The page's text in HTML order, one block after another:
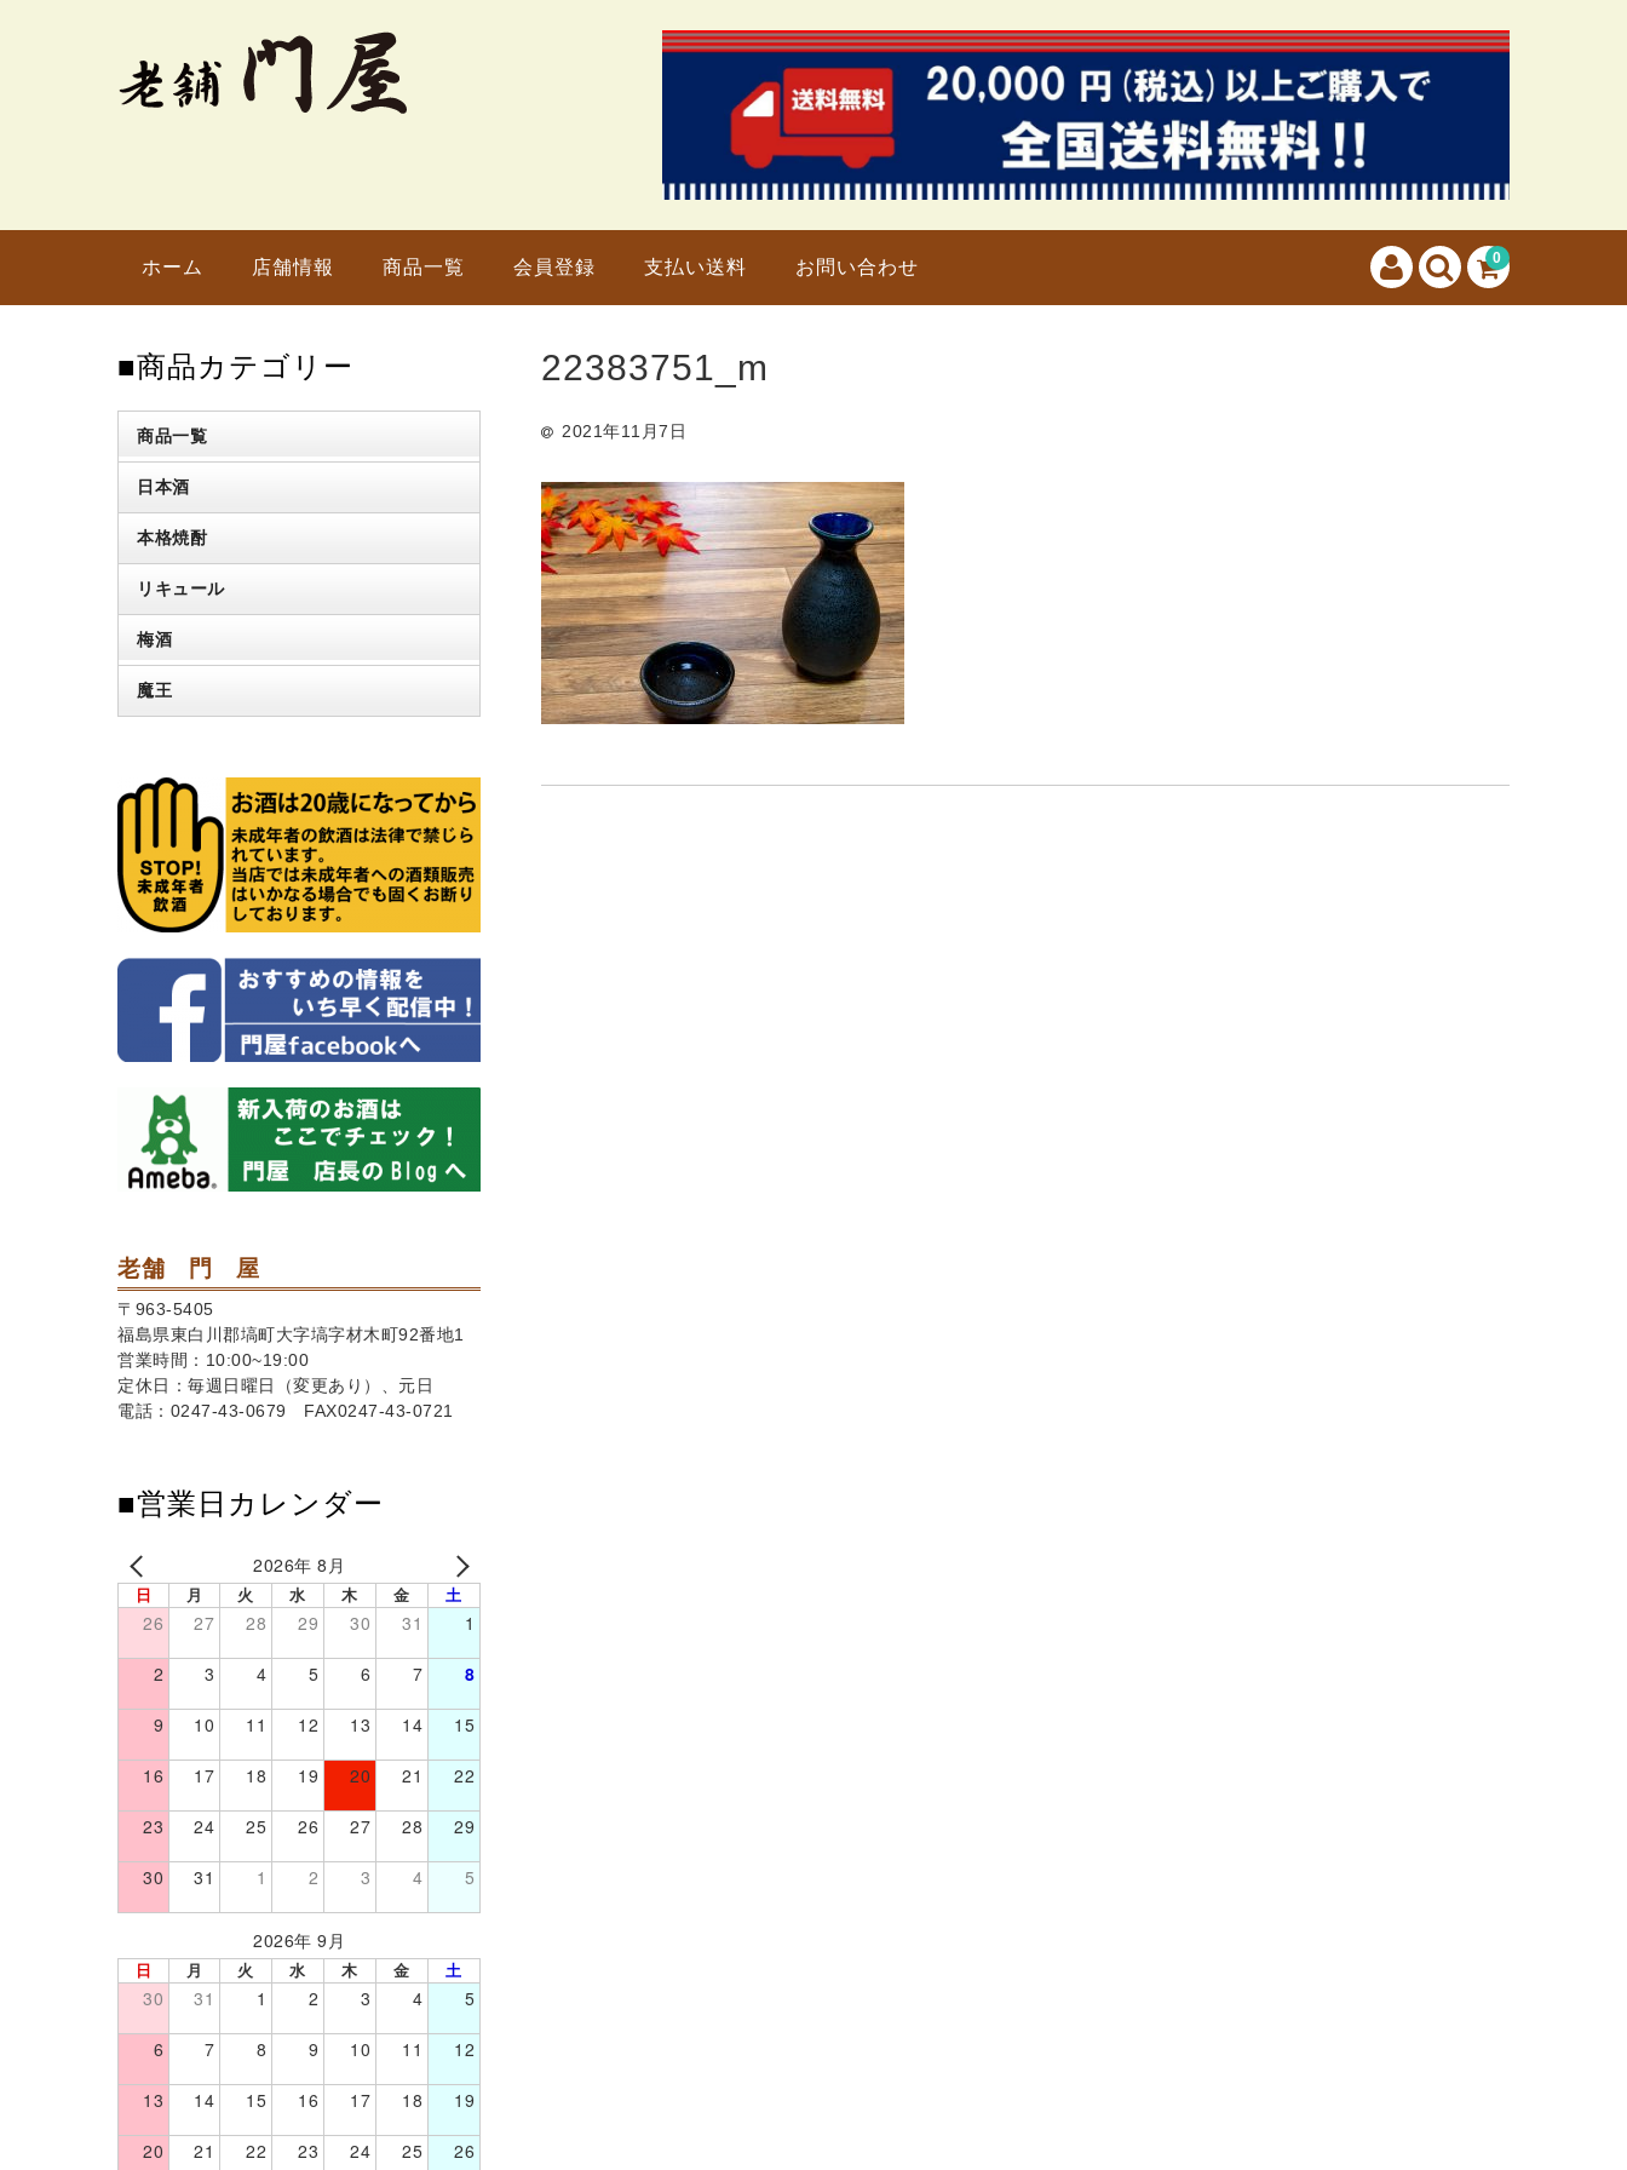
0
只今、カートに商品はございません。
ホーム 店舗情報 商品一覧 会員登録 支払い送料 お問い合わせ
22383751_m
2021年11月7日
■商品カテゴリー
商品一覧
日本酒
本格焼酎
リキュール
梅酒
魔王
老舗 門 屋
〒963-5405
福島県東白川郡塙町大字塙字材木町92番地1
営業時間：10:00~19:00
定休日：毎週日曜日（変更あり）、元日
電話：0247-43-0679 FAX0247-43-0721
■営業日カレンダー
2026年 8月
日 月 火 水 木 金 土
26 27 28 29 30 31 1
2 3 4 5 6 7 8
9 10 11 12 13 14 15
16 17 18 19 20 21 22
23 24 25 26 27 28 29
30 31 1 2 3 4 5
2026年 9月
日 月 火 水 木 金 土
30 31 1 2 3 4 5
6 7 8 9 10 11 12
13 14 15 16 17 18 19
20 21 22 23 24 25 26